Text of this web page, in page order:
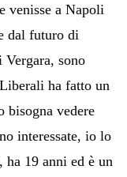
venisse a Napoli
dal futuro di
sono
ha fatto un
bisogna vedere
interessate, io lo
19 anni ed è un